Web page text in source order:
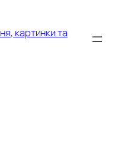
картинки та